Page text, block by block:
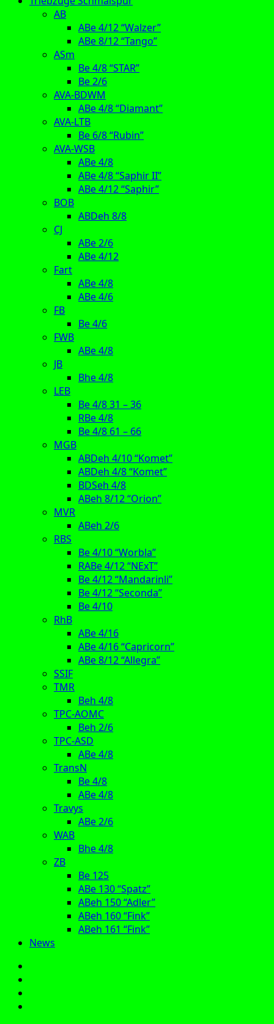
AB
ABe 4/12 “Walzer”
ABe 8/12 “Tango”
ASm
Be 4/8 “STAR”
Be 2/6
AVA-BDWM
ABe 4/8 “Diamant”
AVA-LTB
Be 6/8 “Rubin”
AVA-WSB
ABe 4/8
ABe 4/8 “Saphir II”
ABe 4/12 “Saphir”
BOB
ABDeh 8/8
CJ
ABe 2/6
ABe 4/12
Fart
ABe 4/8
ABe 4/6
FB
Be 4/6
FWB
ABe 4/8
JB
Bhe 4/8
LEB
Be 4/8 31 – 36
RBe 4/8
Be 4/8 61 – 66
MGB
ABDeh 4/10 “Komet”
ABDeh 4/8 “Komet”
BDSeh 4/8
ABeh 8/12 “Orion”
MVR
ABeh 2/6
RBS
Be 4/10 “Worbla”
RABe 4/12 “NExT”
Be 4/12 “Mandarinli”
Be 4/12 “Seconda”
Be 4/10
RhB
ABe 4/16
ABe 4/16 “Capricorn”
ABe 8/12 “Allegra”
SSIF
TMR
Beh 4/8
TPC-AOMC
Beh 2/6
TPC-ASD
ABe 4/8
TransN
Be 4/8
ABe 4/8
Travys
ABe 2/6
WAB
Bhe 4/8
ZB
Be 125
ABe 130 “Spatz”
ABeh 150 “Adler”
ABeh 160 “Fink”
ABeh 161 “Fink”
News